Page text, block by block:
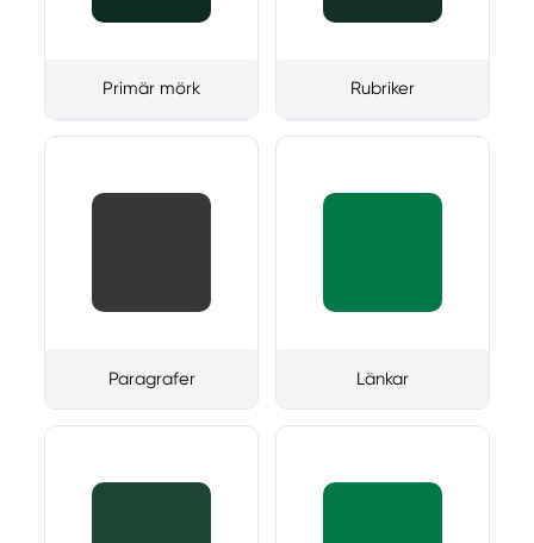
Primär mörk Rubriker
Paragrafer Länkar